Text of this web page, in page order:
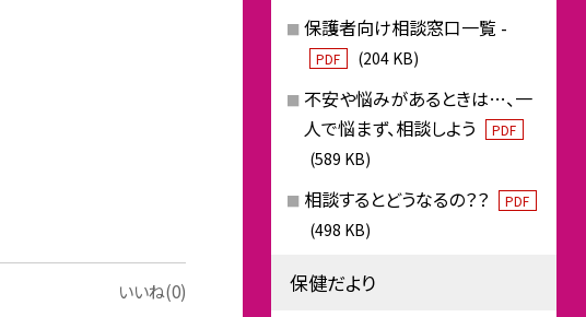
いいね(0)
保護者向け相談窓口一覧 -
PDF (204 KB)
不安や悩みがあるときは…、一
人で悩まず、相談しよう
PDF
(589 KB)
相談するとどうなるの？？ PDF
(498 KB)
保健だより